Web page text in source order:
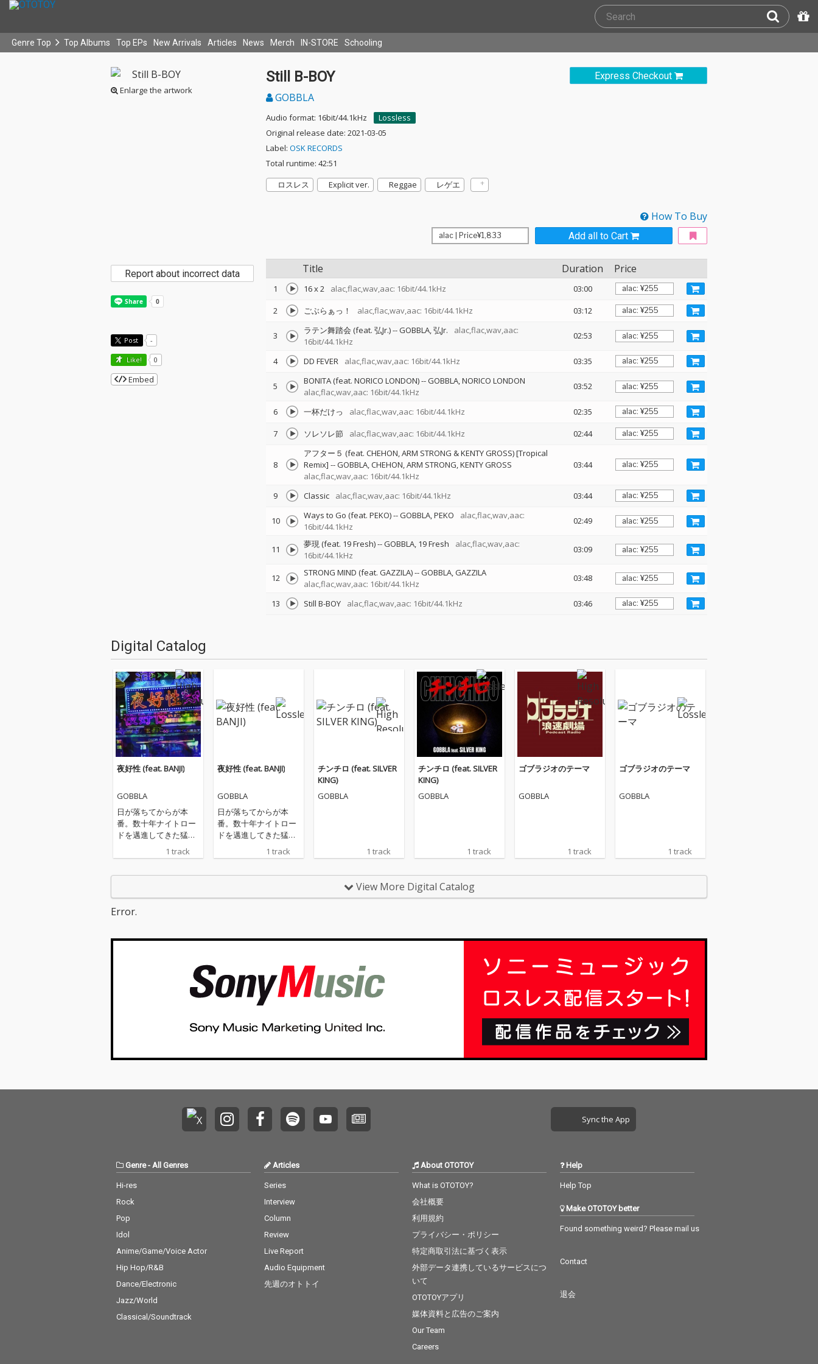
Genre Top Top Albums Top EPs New Arrivals Articles News Merch IN-STORE Schooling
Enlarge the artwork
Express Checkout
Still B-BOY
GOBBLA
Audio format: 16bit/44.1kHz
Lossless
Original release date: 2021-03-05
Label: OSK RECORDS
Total runtime: 42:51
ロスレス
Explicit ver. Reggae レゲエ
How To Buy
Add all to Cart
Title Duration Price
1 16 x 2 alac,flac,wav,aac: 16bit/44.1kHz
03:00
2
ごぶらぁっ！ alac,flac,wav,aac: 16bit/44.1kHz 03:12
3 ラテン舞踏会 (feat. 弘Jr.)--GOBBLA 弘Jr.
alac,flac,wav,aac:
16bit/44.1kHz
02:53
4 DD FEVER alac,flac,wav,aac: 16bit/44.1kHz 03:35
5 BONITA (feat. NORICO LONDON)--GOBBLA NORICO LONDON
alac,flac,wav,aac: 16bit/44.1kHz
03:52
6 一杯だけっ alac,flac,wav,aac: 16bit/44.1kHz
02:35
7
ソレソレ節 alac,flac,wav,aac: 16bit/44.1kHz 02:44
8
アフター５ (feat. CHEHON, ARM STRONG & KENTY GROSS) [Tropical
Remix] --GOBBLA CHEHON ARM STRONG KENTY GROSS
alac,flac,wav,aac: 16bit/44.1kHz
03:44
9 Classic alac,flac,wav,aac: 16bit/44.1kHz 03:44
10 Ways to Go (feat. PEKO)--GOBBLA PEKO
alac,flac,wav,aac:
16bit/44.1kHz
02:49
11 夢現 (feat. 19 Fresh)--GOBBLA 19 Fresh
alac,flac,wav,aac:
16bit/44.1kHz
03:09
12 STRONG MIND (feat. GAZZILA)--GOBBLA GAZZILA
alac,flac,wav,aac: 16bit/44.1kHz
03:48
13 Still B-BOY alac,flac,wav,aac: 16bit/44.1kHz 03:46
Report about incorrect data
Post -
Like! 0
Embed
Digital Catalog
夜好性 (feat. BANJI)
GOBBLA
日が落ちてからが本
番。数十年ナイトロー
ドを邁進してきた猛者
たちが紡ぐ、ちょっと
エッチで、最高にスリ
送り人”との駆け引きが
「理性も半分」になる
つけ本番の夜遊びマラ
ソン。お決まりの「翌
朝の二日酔いと反省」
ラブバンガー。BANJIと
ョンが織りなす、非日
1 track
夜好性 (feat. BANJI)
GOBBLA
日が落ちてからが本
番。数十年ナイトロー
ドを邁進してきた猛者
たちが紡ぐ、ちょっと
エッチで、最高にスリ
「理性も半分」になる
つけ本番の夜遊びマラ
ソン。お決まりの「翌
朝の二日酔いと反省」
を繰り返しながらも、
してしまう男の性。 夜
ラブバンガー。BANJIと
ョンが織りなす、非日
常のプレゼントを体感
1 track
チンチロ (feat. SILVER
KING)
GOBBLA
1 track
チンチロ (feat. SILVER
KING)
GOBBLA
1 track
ゴブラジオのテーマ
GOBBLA
1 track
ゴブラジオのテーマ
GOBBLA
1 track
View More Digital Catalog
Error.
Sync the App
Genre- All Genres
Hi-res
Rock
Pop
Idol
Anime/Game/Voice Actor
Hip Hop/R&B
Dance/Electronic
Jazz/World
Classical/Soundtrack
Articles
Series
Interview
Column
Review
Live Report
Audio Equipment
先週のオトトイ
About OTOTOY
What is OTOTOY?
会社概要
利用規約
プライバシー・ポリシー
特定商取引法に基づく表示
外部データ連携しているサービスにつ
いて
OTOTOYアプリ
媒体資料と広告のご案内
Our Team
Careers
Help
Help Top
Make OTOTOY better
Found something weird? Please mail us
Contact
退会